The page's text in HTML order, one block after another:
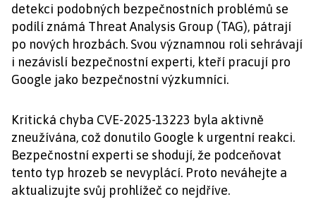
detekci podobných bezpečnostních problémů se
podílí známá Threat Analysis Group (TAG), pátrají
po nových hrozbách. Svou významnou roli sehrávají
i nezávislí bezpečnostní experti, kteří pracují pro
Google jako bezpečnostní výzkumníci.
Kritická chyba CVE-2025-13223 byla aktivně
zneužívána, což donutilo Google k urgentní reakci.
Bezpečnostní experti se shodují, že podceňovat
tento typ hrozeb se nevyplácí. Proto neváhejte a
aktualizujte svůj prohlížeč co nejdříve.